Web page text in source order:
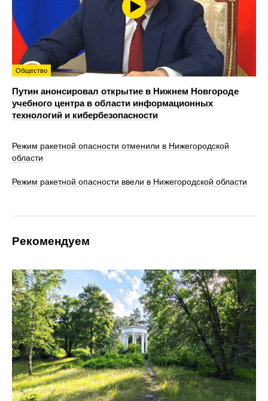
Общество
Путин анонсировал открытие в Нижнем Новгороде
учебного центра в области информационных
технологий и кибербезопасности
Режим ракетной опасности отменили в Нижегородской
области
Режим ракетной опасности ввели в Нижегородской области
Рекомендуем